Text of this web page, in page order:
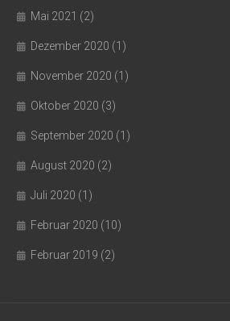
Mai 2021 (2)
Dezember 2020 (1)
November 2020 (1)
Oktober 2020 (3)
September 2020 (1)
August 2020 (2)
Juli 2020 (1)
Februar 2020 (10)
Februar 2019 (2)